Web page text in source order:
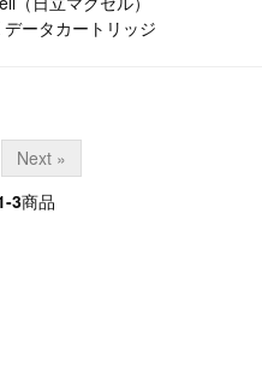
タカートリッジ
Next »
3商品